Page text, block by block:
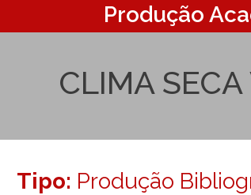
Produção
CLIMA
Tipo: Produção